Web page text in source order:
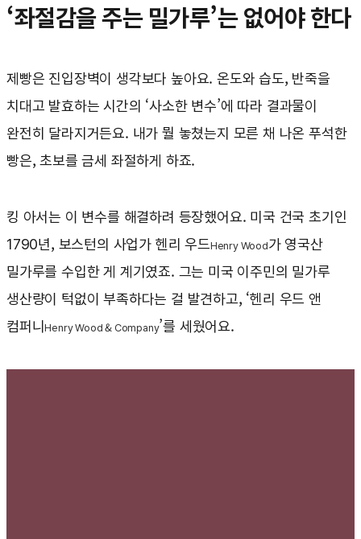
‘좌절감을 주는 밀가루’는 없어야 한다
제빵은 진입장벽이 생각보다 높아요. 온도와 습도, 반죽을
치대고 발효하는 시간의 ‘사소한 변수’에 따라 결과물이
완전히 달라지거든요. 내가 뭘 놓쳤는지 모른 채 나온 푸석한
빵은, 초보를 금세 좌절하게 하죠.
킹 아서는 이 변수를 해결하려 등장했어요. 미국 건국 초기인
1790년, 보스턴의 사업가 헨리 우드Henry Wood가 영국산
밀가루를 수입한 게 계기였죠. 그는 미국 이주민의 밀가루
생산량이 턱없이 부족하다는 걸 발견하고, ‘헨리 우드 앤
컴퍼니Henry Wood & Company’를 세웠어요.